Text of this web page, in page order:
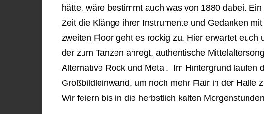
hätte, wäre bestimmt auch was von 1880 dabei.
Zeit die Klänge ihrer Instrumente und Gedanken
zweiten Floor geht es rockig zu. Hier erwartet euch
der zum Tanzen anregt, authentische
Alternative Rock und Metal. Im Hintergrund laufen
Großbildleinwand, um noch mehr Flair in der Halle
Wir feiern bis in die herbstlich kalten